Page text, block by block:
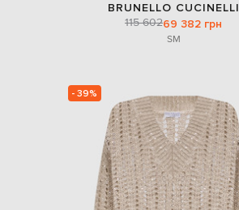
BRUNELLO CUCINELLI
115 60269 382 грн
SM
- 39%